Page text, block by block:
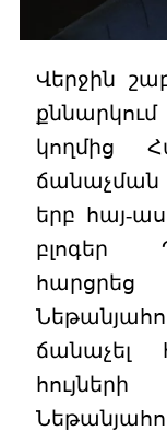
Վերջին
կողմից
ճանաչման
երբ հայ-
բլոգեր
հարցրեց
ճանաչել
հույների